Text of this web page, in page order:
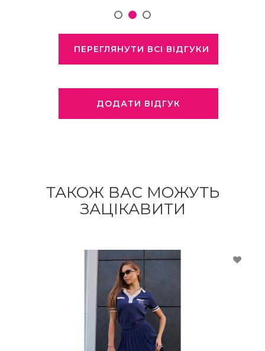
ПЕРЕГЛЯНУТИ ВСІ ВІДГУКИ
ДОДАТИ ВІДГУК
ТАКОЖ ВАС МОЖУТЬ
ЗАЦІКАВИТИ